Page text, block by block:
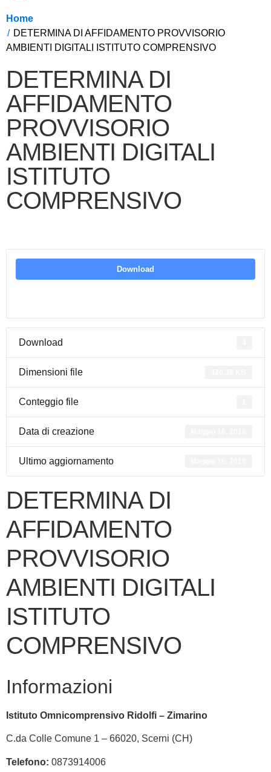
Home
DETERMINA DI AFFIDAMENTO PROVVISORIO
AMBIENTI DIGITALI ISTITUTO COMPRENSIVO
DETERMINA DI
AFFIDAMENTO
PROVVISORIO
AMBIENTI DIGITALI
ISTITUTO
COMPRENSIVO
Download
Download
Dimensioni file
Conteggio file
Data di creazione
Ultimo aggiornamento
DETERMINA DI
AFFIDAMENTO
PROVVISORIO
AMBIENTI DIGITALI
ISTITUTO
COMPRENSIVO
Informazioni
Istituto Omnicomprensivo Ridolfi – Zimarino
C.da Colle Comune 1 – 66020, Scerni (CH)
Telefono: 0873914006